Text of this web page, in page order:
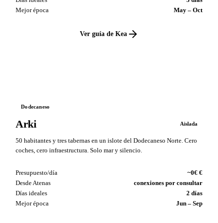
Mejor época
May – Oct
Ver guía de Kea
Dodecaneso
Arki Aislada
50 habitantes y tres tabernas en un islote del Dodecaneso Norte. Cero
coches, cero infraestructura. Solo mar y silencio.
Presupuesto/día
~0€ €
Desde Atenas
conexiones por consultar
Días ideales
2 días
Mejor época
Jun – Sep